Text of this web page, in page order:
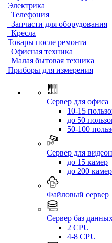
Электрика
Телефония
Запчасти для оборудования
Кресла
Товары после ремонта
Офисная техника
Малая бытовая техника
Приборы для измерения
Сервер для офиса
10-15
до 50
50-100
Сервер для
до 15 камер
до 200 камер
Файловый сервер
Сервер баз
2 CPU
4-8 CPU